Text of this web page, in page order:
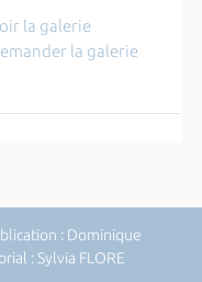
la galerie
la galerie
: Dominique
: Sylvia FLORE